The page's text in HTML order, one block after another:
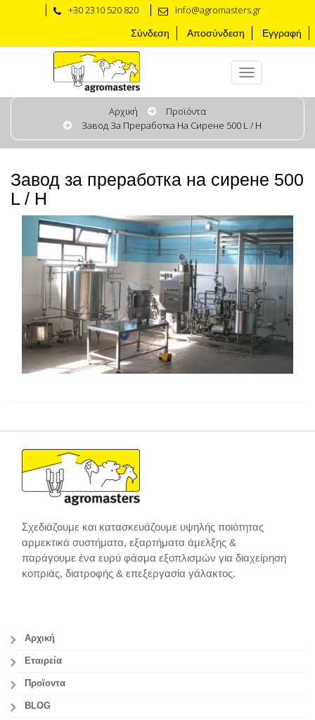
+30 2310 520 820 info@agromasters.gr
Σύνδεση Αποσύνδεση Εγγραφή
Αρχική
Προϊόντα
Завод За Преработка На Сирене 500 L / H
Завод за преработка на сирене 500
L / H
Σχεδιάζουμε και κατασκευάζουμε υψηλής ποιότητας
αρμεκτικά συστήματα, εξαρτήματα άμελξης &
παράγουμε ένα ευρύ φάσμα εξοπλισμών για διαχείρηση
κοπριάς, διατροφής & επεξεργασία γάλακτος.
Αρχική
Εταιρεία
Προϊοντα
BLOG